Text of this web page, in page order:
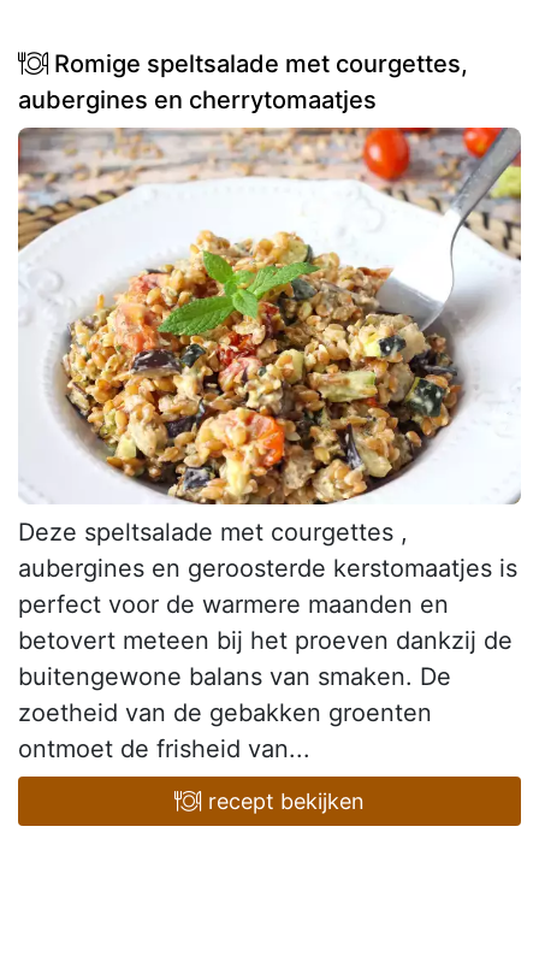
Romige speltsalade met courgettes,
aubergines en cherrytomaatjes
Deze speltsalade met courgettes ,
aubergines en geroosterde kerstomaatjes is
perfect voor de warmere maanden en
betovert meteen bij het proeven dankzij de
buitengewone balans van smaken. De
zoetheid van de gebakken groenten
ontmoet de frisheid van...
recept bekijken